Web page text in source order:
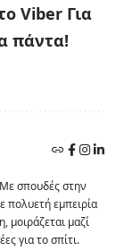
Viber Για
πάντα!
σπουδές στην
πολυετή εμπειρία
μοιράζεται μαζί
για το σπίτι.